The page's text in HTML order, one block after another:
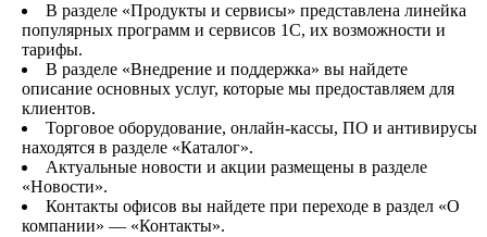
В разделе «Продукты и сервисы» представлена линейка
популярных программ и сервисов 1С, их возможности и
тарифы.
В разделе «Внедрение и поддержка» вы найдете
описание основных услуг, которые мы предоставляем для
клиентов.
Торговое оборудование, онлайн-кассы, ПО и антивирусы
находятся в разделе «Каталог».
Актуальные новости и акции размещены в разделе
«Новости».
Контакты офисов вы найдете при переходе в раздел «О
компании» — «Контакты».